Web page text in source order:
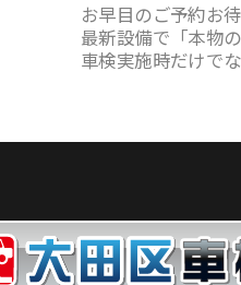
お早目のご予約お
最新設備で「本物
車検実施時だけで